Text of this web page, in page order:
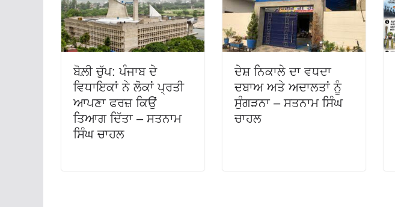
ਬੋਲ਼ੀ ਚੁੱਪ: ਪੰਜਾਬ ਦੇ
ਵਿਧਾਇਕਾਂ ਨੇ ਲੋਕਾਂ ਪ੍ਰਤੀ
ਆਪਣਾ ਫਰਜ਼ ਕਿਉਂ
ਤਿਆਗ ਦਿੱਤਾ – ਸਤਨਾਮ
ਸਿੰਘ ਚਾਹਲ
ਦੇਸ਼ ਨਿਕਾਲੇ ਦਾ ਵਧਦਾ
ਦਬਾਅ ਅਤੇ ਅਦਾਲਤਾਂ ਨੂੰ
ਸੁੰਗੜਨਾ – ਸਤਨਾਮ ਸਿੰਘ
ਚਾਹਲ